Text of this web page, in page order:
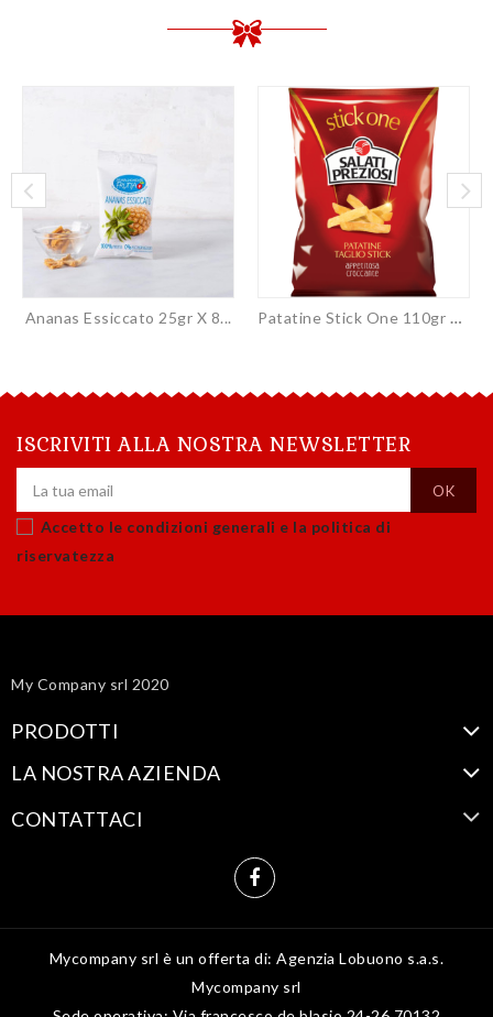
Ananas Essiccato 25gr X 8... Patatine Stick One 110gr X...
ISCRIVITI ALLA NOSTRA NEWSLETTER
Accetto le condizioni generali e la politica di
riservatezza
My Company srl 2020
PRODOTTI
LA NOSTRA AZIENDA
CONTATTACI
Mycompany srl è un offerta di: Agenzia Lobuono s.a.s.
Mycompany srl